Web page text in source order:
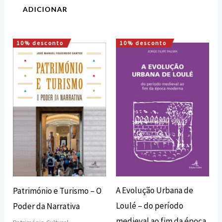
ADICIONAR
10% desconto
Património e Turismo – O
Poder da Narrativa
O
preço
original
era:
15,00 €.
O
preço
atual
é:
13,50 €.
10% desconto
A Evolução Urbana de
Loulé – do período
O
preço
original
era:
12,72 €.
O
atual
é:
11,45 €.